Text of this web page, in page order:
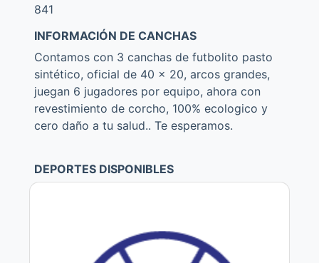
841
INFORMACIÓN DE CANCHAS
Contamos con 3 canchas de futbolito pasto
sintético, oficial de 40 x 20, arcos grandes,
juegan 6 jugadores por equipo, ahora con
revestimiento de corcho, 100% ecologico y
cero daño a tu salud.. Te esperamos.
DEPORTES DISPONIBLES